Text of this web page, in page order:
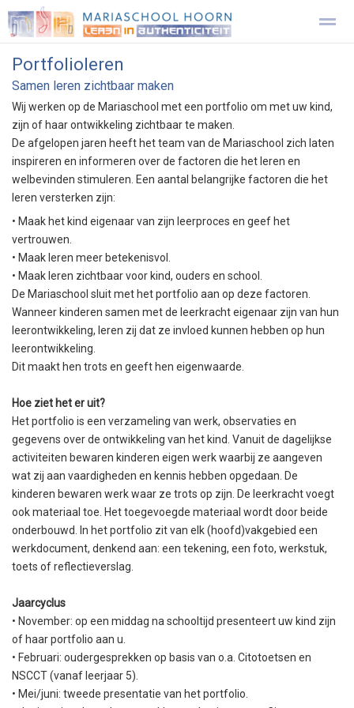
Onze school Leerplein leren
Contact Locatie Home
Portfolioleren
Samen leren zichtbaar maken
Wij werken op de Mariaschool met een portfolio om met uw kind,
zijn of haar ontwikkeling zichtbaar te maken.
De afgelopen jaren heeft het team van de Mariaschool zich laten
inspireren en informeren over de factoren die het leren en
welbevinden stimuleren. Een aantal belangrijke factoren die het
leren versterken zijn:
• Maak het kind eigenaar van zijn leerproces en geef het
vertrouwen.
• Maak leren meer betekenisvol.
• Maak leren zichtbaar voor kind, ouders en school.
De Mariaschool sluit met het portfolio aan op deze factoren.
Wanneer kinderen samen met de leerkracht eigenaar zijn van hun
leerontwikkeling, leren zij dat ze invloed kunnen hebben op hun
leerontwikkeling.
Dit maakt hen trots en geeft hen eigenwaarde.
Hoe ziet het er uit?
Het portfolio is een verzameling van werk, observaties en
gegevens over de ontwikkeling van het kind. Vanuit de dagelijkse
activiteiten bewaren kinderen eigen werk waarbij ze aangeven
wat zij aan vaardigheden en kennis hebben opgedaan. De
kinderen bewaren werk waar ze trots op zijn. De leerkracht voegt
ook materiaal toe. Het toegevoegde materiaal wordt door beide
onderbouwd. In het portfolio zit van elk (hoofd)vakgebied een
werkdocument, denkend aan: een tekening, een foto, werkstuk,
toets of reflectieverslag.
Jaarcyclus
• November: op een middag na schooltijd presenteert uw kind zijn
of haar portfolio aan u.
• Februari: oudergesprekken op basis van o.a. Citotoetsen en
NSCCT (vanaf leerjaar 5).
• Mei/juni: tweede presentatie van het portfolio.